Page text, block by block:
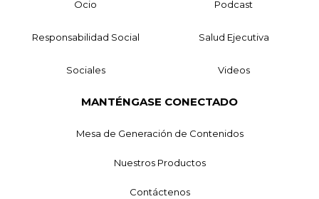
Ocio Podcast
Responsabilidad Social Salud Ejecutiva
Sociales Videos
MANTÉNGASE CONECTADO
Mesa de Generación de Contenidos
Nuestros Productos
Contáctenos